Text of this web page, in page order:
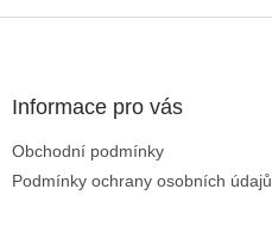
Informace pro vás
Obchodní podmínky
Podmínky ochrany osobních údajů